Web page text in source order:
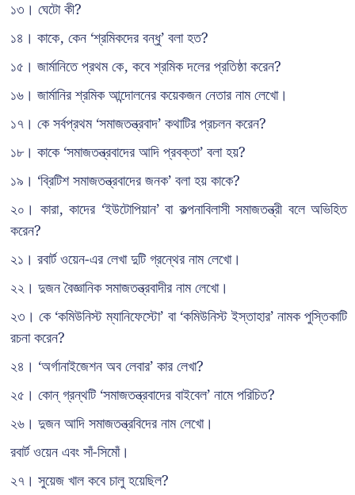
১৩। ঘেটো কী?
১৪। কাকে, কেন ‘শ্রমিকদের বন্ধু’ বলা হত?
১৫। জার্মানিতে প্রথম কে, কবে শ্রমিক দলের প্রতিষ্ঠা করেন?
১৬। জার্মানির শ্রমিক আন্দোলনের কয়েকজন নেতার নাম লেখো।
১৭। কে সর্বপ্রথম ‘সমাজতন্ত্রবাদ’ কথাটির প্রচলন করেন?
১৮। কাকে ‘সমাজতন্ত্রবাদের আদি প্রবক্তা’ বলা হয়?
১৯। ‘ব্রিটিশ সমাজতন্ত্রবাদের জনক’ বলা হয় কাকে?
২০। কারা, কাদের ‘ইউটোপিয়ান’ বা কল্পনাবিলাসী সমাজতন্ত্রী বলে অভিহিত
করেন?
২১। রবার্ট ওয়েন-এর লেখা দুটি গ্রন্থের নাম লেখো।
২২। দুজন বৈজ্ঞানিক সমাজতন্ত্রবাদীর নাম লেখো।
২৩। কে ‘কমিউনিস্ট ম্যানিফেস্টো’ বা ‘কমিউনিস্ট ইস্তাহার’ নামক পুস্তিকাটি
রচনা করেন?
২৪। ‘অর্গানাইজেশন অব লেবার’ কার লেখা?
২৫। কোন্ গ্রন্থটি ‘সমাজতন্ত্রবাদের বাইবেল’ নামে পরিচিত?
২৬। দুজন আদি সমাজতন্ত্রবিদের নাম লেখো।
রবার্ট ওয়েন এবং সাঁ-সিমোঁ।
২৭। সুয়েজ খাল কবে চালু হয়েছিল?